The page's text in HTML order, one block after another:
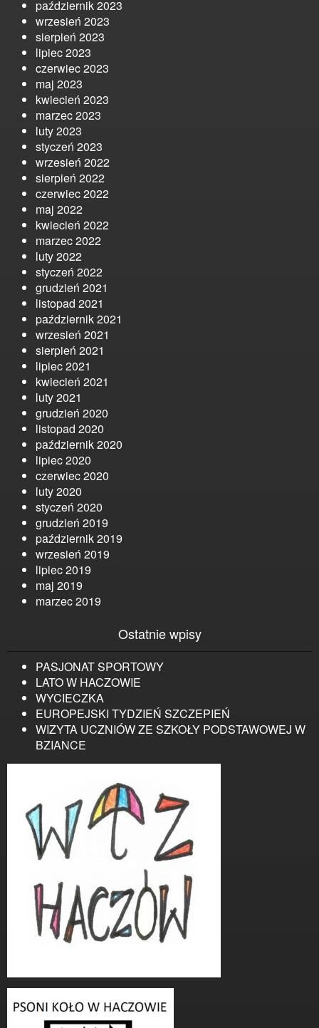
październik 2023
wrzesień 2023
sierpień 2023
lipiec 2023
czerwiec 2023
maj 2023
kwiecień 2023
marzec 2023
luty 2023
styczeń 2023
wrzesień 2022
sierpień 2022
czerwiec 2022
maj 2022
kwiecień 2022
marzec 2022
luty 2022
styczeń 2022
grudzień 2021
listopad 2021
październik 2021
wrzesień 2021
sierpień 2021
lipiec 2021
kwiecień 2021
luty 2021
grudzień 2020
listopad 2020
październik 2020
lipiec 2020
czerwiec 2020
luty 2020
styczeń 2020
grudzień 2019
październik 2019
wrzesień 2019
lipiec 2019
maj 2019
marzec 2019
Ostatnie wpisy
PASJONAT SPORTOWY
LATO W HACZOWIE
WYCIECZKA
EUROPEJSKI TYDZIEŃ SZCZEPIEŃ
WIZYTA UCZNIÓW ZE SZKOŁY PODSTAWOWEJ W
BZIANCE